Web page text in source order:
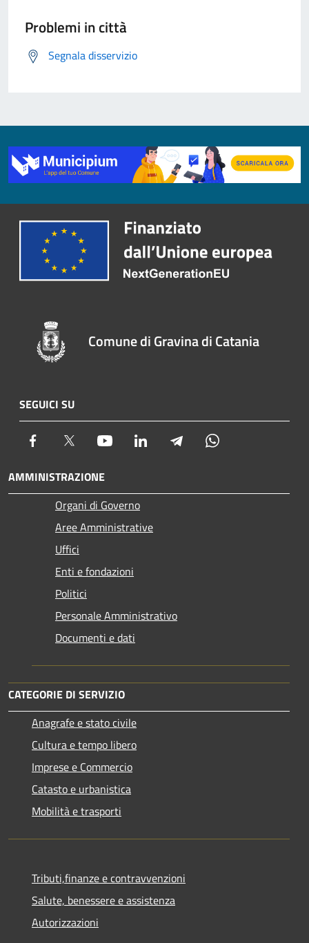
Problemi in città
Segnala disservizio
Comune di Gravina di Catania
SEGUICI SU
Facebook Twitter Youtube LinkedIn Telegram
AMMINISTRAZIONE
Organi di Governo
Aree Amministrative
Uffici
Enti e fondazioni
Politici
Personale Amministrativo
Documenti e dati
CATEGORIE DI SERVIZIO
Anagrafe e stato civile
Cultura e tempo libero
Imprese e Commercio
Catasto e urbanistica
Mobilità e trasporti
Tributi,finanze e contravvenzioni
Salute, benessere e assistenza
Autorizzazioni